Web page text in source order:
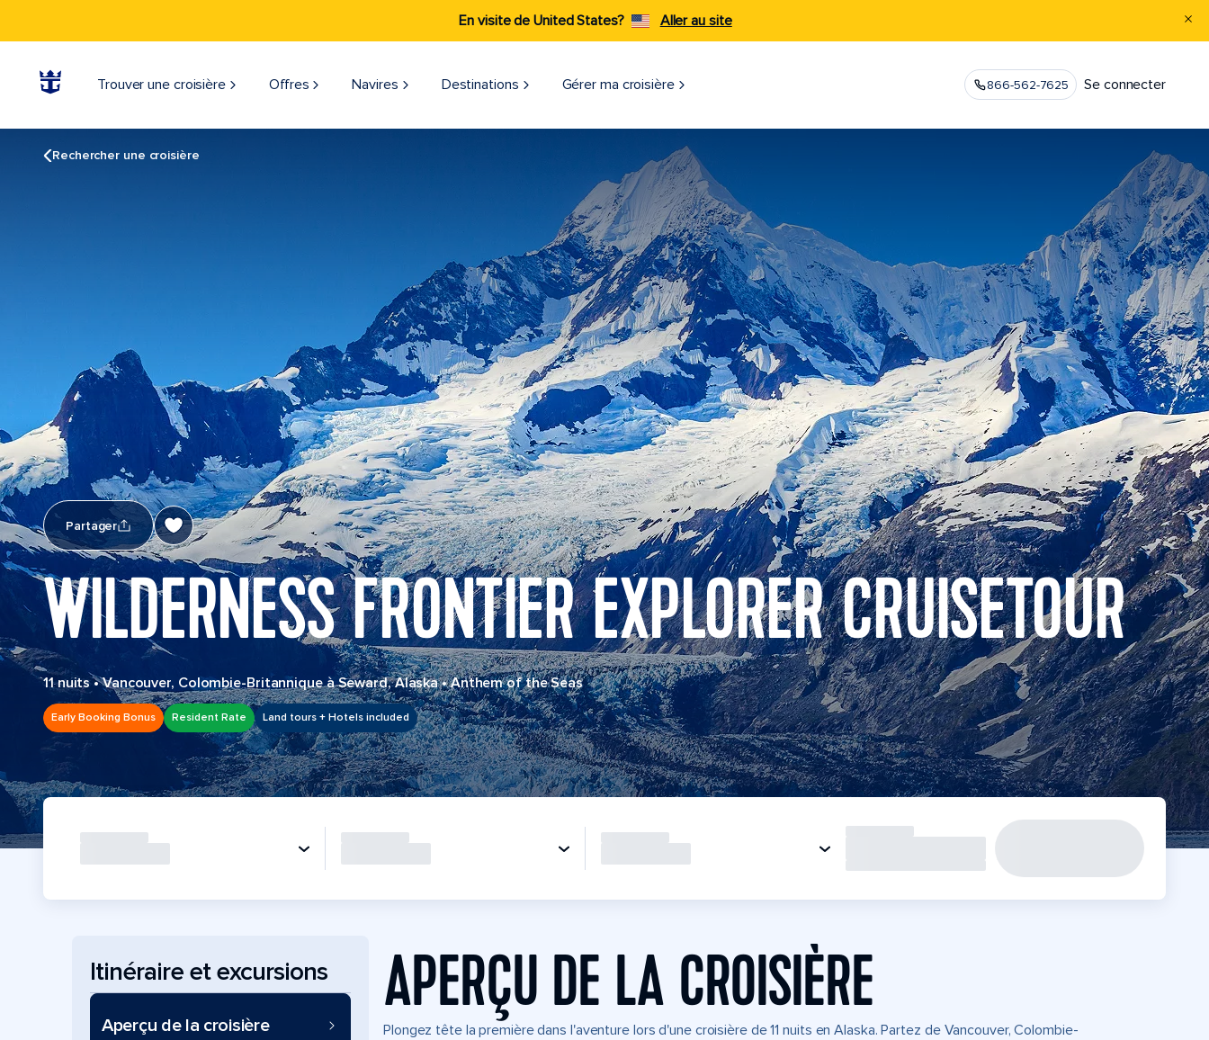
En visite de United States? Aller au site
Trouver une croisière Offres Navires Destinations Gérer ma croisière​ 866-562-7625 Se connecter
Rechercher une croisière
Partager
WILDERNESS FRONTIER EXPLORER CRUISETOUR
11 nuits•Vancouver, Colombie-Britannique à Seward, Alaska•Anthem of the Seas
Early Booking Bonus Resident Rate Land tours + Hotels included
Itinéraire et excursions
Aperçu de la croisière APERÇU DE LA CROISIÈRE
Plongez tête la première dans l'aventure lors d'une croisière de 11 nuits en Alaska. Partez de Vancouver, Colombie-